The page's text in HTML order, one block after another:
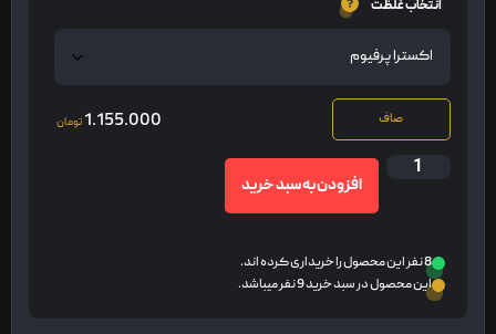
انتخاب غلظت
صاف 1.155.000تومان
افزودن به سبد خرید
8 نفر این محصول را خریداری کرده اند.
این محصول در سبد خرید 9 نفر میباشد.